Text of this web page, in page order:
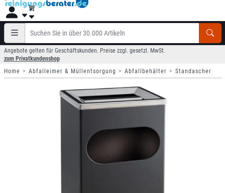
Angebote gelten für Geschäftskunden. Preise zzgl. gesetzl. MwSt.
zum Privatkundenshop
Home
Abfalleimer & Müllentsorgung Abfallbehälter Standascher